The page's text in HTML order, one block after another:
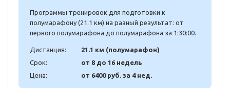
Программы тренировок для подготовки к
полумарафону (21.1 км) на разный результат: от
первого полумарафона до полумарафона за 1:30:00.
Дистанция:
21.1 км (полумарафон)
Срок:
от 8 до 16 недель
Цена:
от 6400 руб. за 4 нед.